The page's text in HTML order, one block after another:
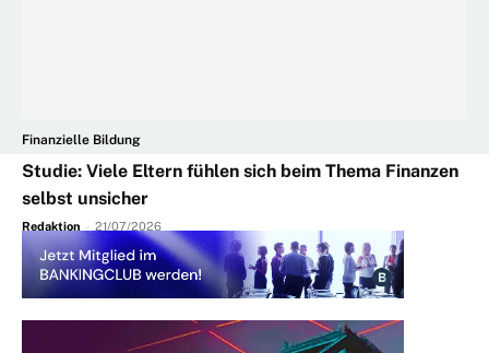
Finanzielle Bildung
Studie: Viele Eltern fühlen sich beim Thema Finanzen
selbst unsicher
Redaktion - 21/07/2026